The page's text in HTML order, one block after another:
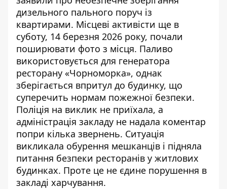
дизельного пального поруч із
квартирами. Місцеві активісти ще в
суботу, 14 березня 2026 року, почали
поширювати фото з місця. Паливо
використовується для генератора
ресторану «Чорноморка», однак
зберігається впритул до будинку, що
суперечить нормам пожежної безпеки.
Поліція на виклик не приїхала, а
адміністрація закладу не надала коментар
попри кілька звернень. Ситуація
викликала обурення мешканців і підняла
питання безпеки ресторанів у житлових
будинках. Проте це не єдине порушення в
закладі харчування.